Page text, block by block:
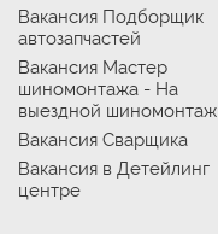
Вакансия Подборщик
автозапчастей
Вакансия Мастер
шиномонтажа - На
выездной шиномонтаж
Вакансия Сварщика
Вакансия в Детейлинг
центре